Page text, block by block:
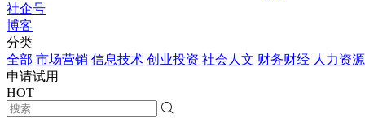
社企号
博客
分类
全部 市场营销 信息技术 创业投资 社会人文 财务财经 人力资源
申请试用
HOT